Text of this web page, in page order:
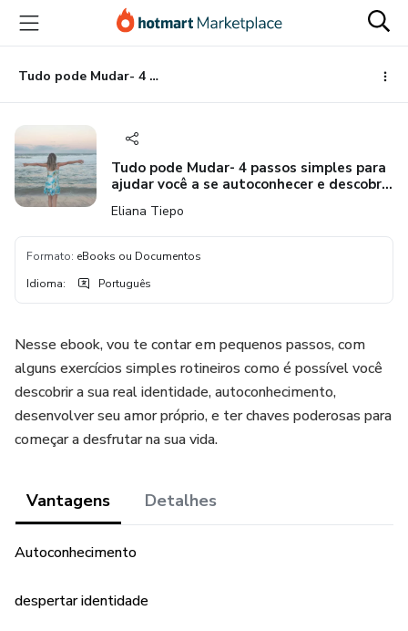
para
conteúdo
principal
para
pagamento
para
rodapé
Tudo pode Mudar- 4 passos simples para ajudar você a se autoconhecer e descobrir sua identidade.
Tudo pode Mudar- 4 passos simples para
ajudar você a se autoconhecer e descobrir
Eliana Tiepo
Formato: eBooks ou Documentos
Idioma: Português
Nesse ebook, vou te contar em pequenos passos, com
alguns exercícios simples rotineiros como é possível você
descobrir a sua real identidade, autoconhecimento,
desenvolver seu amor próprio, e ter chaves poderosas para
começar a desfrutar na sua vida.
Vantagens Detalhes
Autoconhecimento
despertar identidade